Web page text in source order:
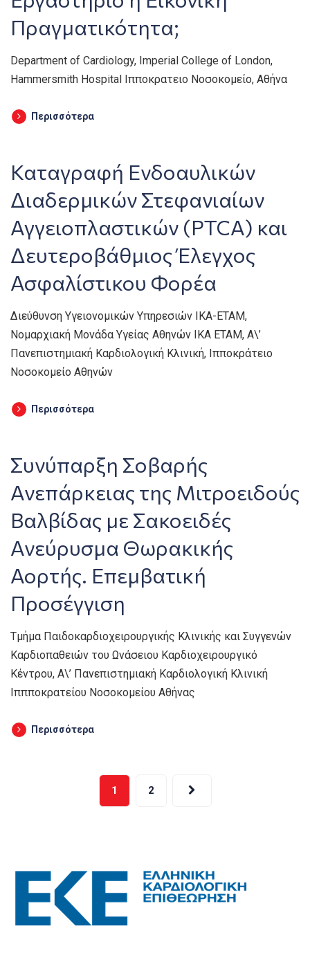
Πραγματικότητα;
Department of Cardiology, Imperial College of London,
Hammersmith Hospital Ιπποκρατειο Νοσοκομείο, Αθήνα
Περισσότερα
Καταγραφή Ενδοαυλικών
Διαδερμικών Στεφανιαίων
Αγγειοπλαστικών (PTCA) και
Δευτεροβάθμιος Έλεγχος
Ασφαλίστικου Φορέα
Διεύθυνση Υγειονομικών Υπηρεσιών ΙΚΑ-ΕΤΑΜ,
Νομαρχιακή Μονάδα Υγείας Αθηνών ΙΚΑ ΕΤΑΜ, Α\’
Πανεπιστημιακή Καρδιολογική Κλινική, Ιπποκράτειο
Νοσοκομείο Αθηνών
Περισσότερα
Συνύπαρξη Σοβαρής
Ανεπάρκειας της Μιτροειδούς
Βαλβίδας με Σακοειδές
Ανεύρυσμα Θωρακικής
Αορτής. Επεμβατική
Προσέγγιση
Τμήμα Παιδοκαρδιοχειρουργικής Κλινικής και Συγγενών
Καρδιοπαθειών του Ωνάσειου Καρδιοχειρουργικό
Κέντρου, Α\’ Πανεπιστημιακή Καρδιολογική Κλινική
Ιππποκρατείου Νοσοκομείου Αθήνας
Περισσότερα
Σελιδοποίηση
1 2